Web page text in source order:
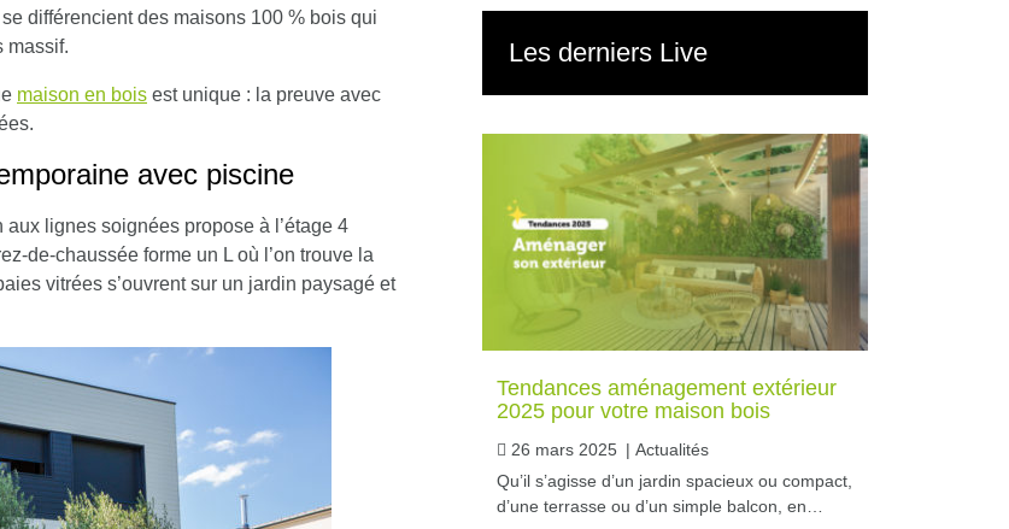
différencient des maisons 100 % bois qui
massif.
maison en bois est unique : la preuve avec
avec piscine
lignes soignées propose à l’étage 4
de-chaussée forme un L où l’on trouve la
vitrées s’ouvrent sur un jardin paysagé et
Les derniers Live
Tendances aménagement extérieur
2025 pour votre maison bois
26 mars 2025 | Actualités
Qu’il s’agisse d’un jardin spacieux ou compact,
d’une terrasse ou d’un simple balcon, en…